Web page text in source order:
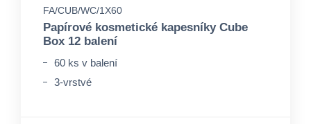
FA/CUB/WC/1X60
Papírové kosmetické kapesníky Cube
Box 12 balení
60 ks v balení
3-vrstvé